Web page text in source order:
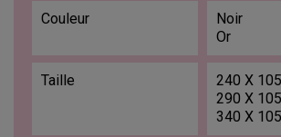
Couleur
Noir
Or
Taille
240 X 105
290 X 105
340 X 105